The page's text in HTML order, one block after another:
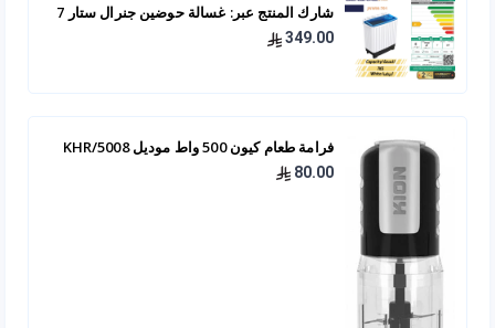
شارك المنتج عبر: غسالة حوضين جنرال ستار 7
كيلو - JNWM-701
349.00
فرامة طعام كيون 500 واط موديل KHR/5008
80.00